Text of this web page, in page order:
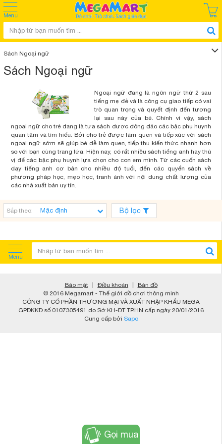
Menu
Sách Ngoại ngữ
Sắp theo: Bộ lọc
Sách Ngoại ngữ
Ngoại ngữ đang là ngôn ngữ thứ 2 sau
tiếng mẹ đẻ và là công cụ giao tiếp có vai
trò quan trọng và quyết định đến tương
lại sau này của bé. Chính vì vậy, sách
ngoại ngữ cho trẻ đang là tựa sách được đông đảo các bậc phụ huynh
quan tâm và tìm hiểu. Bởi cho trẻ được làm quen và tiếp xúc với sách
ngoại ngữ sớm sẽ giúp bé dễ làm quen, tiếp thu kiến thức nhanh hơn
so với bạn cùng trang lứa. Hiện nay, có rất nhiều sách tiếng anh hay thú
vị để các bậc phụ huynh lựa chọn cho con em mình. Từ các cuốn sách
dạy tiếng anh cơ bản cho nhiều độ tuổi, đến các quyển sách về
phương pháp học, mẹo học, tranh ảnh với nội dung chất lượng của
các nhà xuất bản uy tín.
Menu
Gọi mua
Bảo mật Điều khoản
Bản đồ
© 2016 Megamart - Thế giới đồ chơi thông minh
CÔNG TY CỔ PHẦN THƯƠNG MẠI VÀ XUẤT NHẬP KHẨU MEGA
GPĐKKD số 0107305491 do Sở KH-ĐT TP.HN cấp ngày 20/01/2016
Cung cấp bởi Sapo